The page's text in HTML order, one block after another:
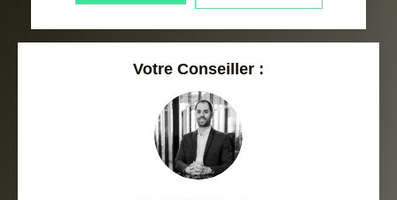
Votre Conseiller :